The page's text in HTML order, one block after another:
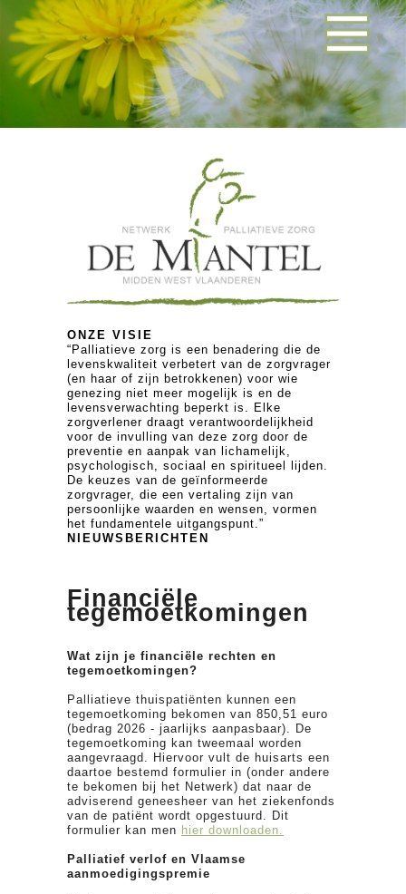
ONZE VISIE
“Palliatieve zorg is een benadering die de
levenskwaliteit verbetert van de zorgvrager
(en haar of zijn betrokkenen) voor wie
genezing niet meer mogelijk is en de
levensverwachting beperkt is. Elke
zorgverlener draagt verantwoordelijkheid
voor de invulling van deze zorg door de
preventie en aanpak van lichamelijk,
psychologisch, sociaal en spiritueel lijden.
De keuzes van de geïnformeerde
zorgvrager, die een vertaling zijn van
persoonlijke waarden en wensen, vormen
het fundamentele uitgangspunt.”
NIEUWSBERICHTEN
Financiële
tegemoetkomingen
Wat zijn je financiële rechten en
tegemoetkomingen?
Palliatieve thuispatiënten kunnen een
tegemoetkoming bekomen van 850,51 euro
(bedrag 2026 - jaarlijks aanpasbaar). De
tegemoetkoming kan tweemaal worden
aangevraagd. Hiervoor vult de huisarts een
daartoe bestemd formulier in (onder andere
te bekomen bij het Netwerk) dat naar de
adviserend geneesheer van het ziekenfonds
van de patiënt wordt opgestuurd. Dit
formulier kan men hier downloaden.
Palliatief verlof en Vlaamse
aanmoedigingspremie